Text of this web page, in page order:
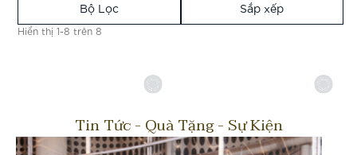
Bộ Lọc Sắp xếp
Hiển thị 1-8 trên 8
Tin Tức - Quà Tặng - Sự Kiện